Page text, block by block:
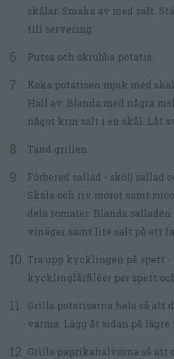
skålar. Smaka av med salt.
till servering.
Putsa och skrubba potatis.
Koka potatisen mjuk med
Häll av. Blanda med några
något krm salt i en skål. Låt
Tänd grillen.
Förbered sallad - skölj sallad
Skala och riv morot samt
dela tomater. Blanda
vinäger samt lite salt på ett
Trä upp kycklingen på spett
kycklinglårfiléer per spett
Grilla potatisarna hela så att
varma. Lägg åt sidan på lägre
Grilla paprikahalvorna så att